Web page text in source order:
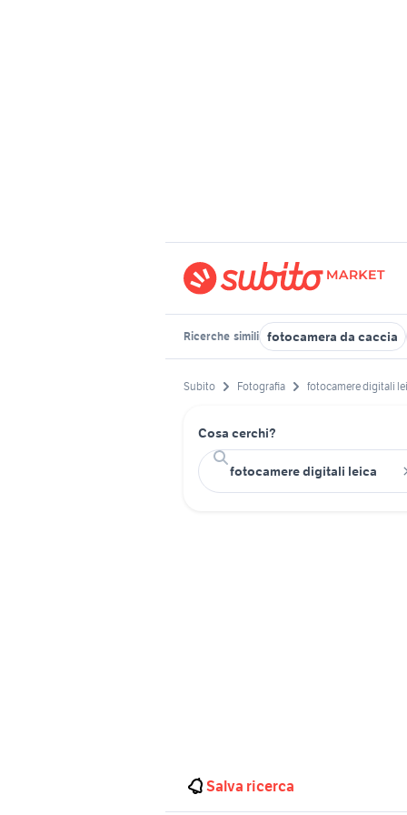
Ricerche simili fotocamera da caccia
Subito Fotografia fotocamere digitali
Cosa cerchi?
Salva ricerca